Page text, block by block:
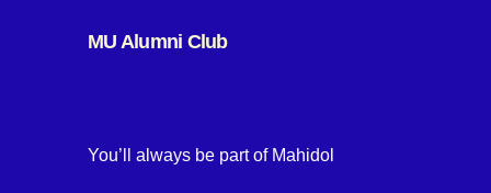
MU Alumni Club
You’ll always be part of Mahidol